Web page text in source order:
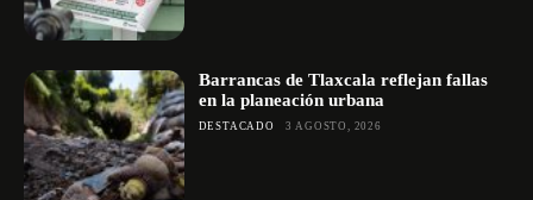
Barrancas de Tlaxcala reflejan fallas
en la planeación urbana
DESTACADO 3 AGOSTO, 2026